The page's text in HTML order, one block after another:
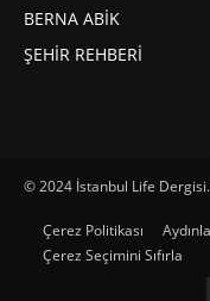
BERNA ABİK
ŞEHİR REHBERİ
© 2024 İstanbul Life
Çerez Politikası
Çerez Seçimini Sıfırla